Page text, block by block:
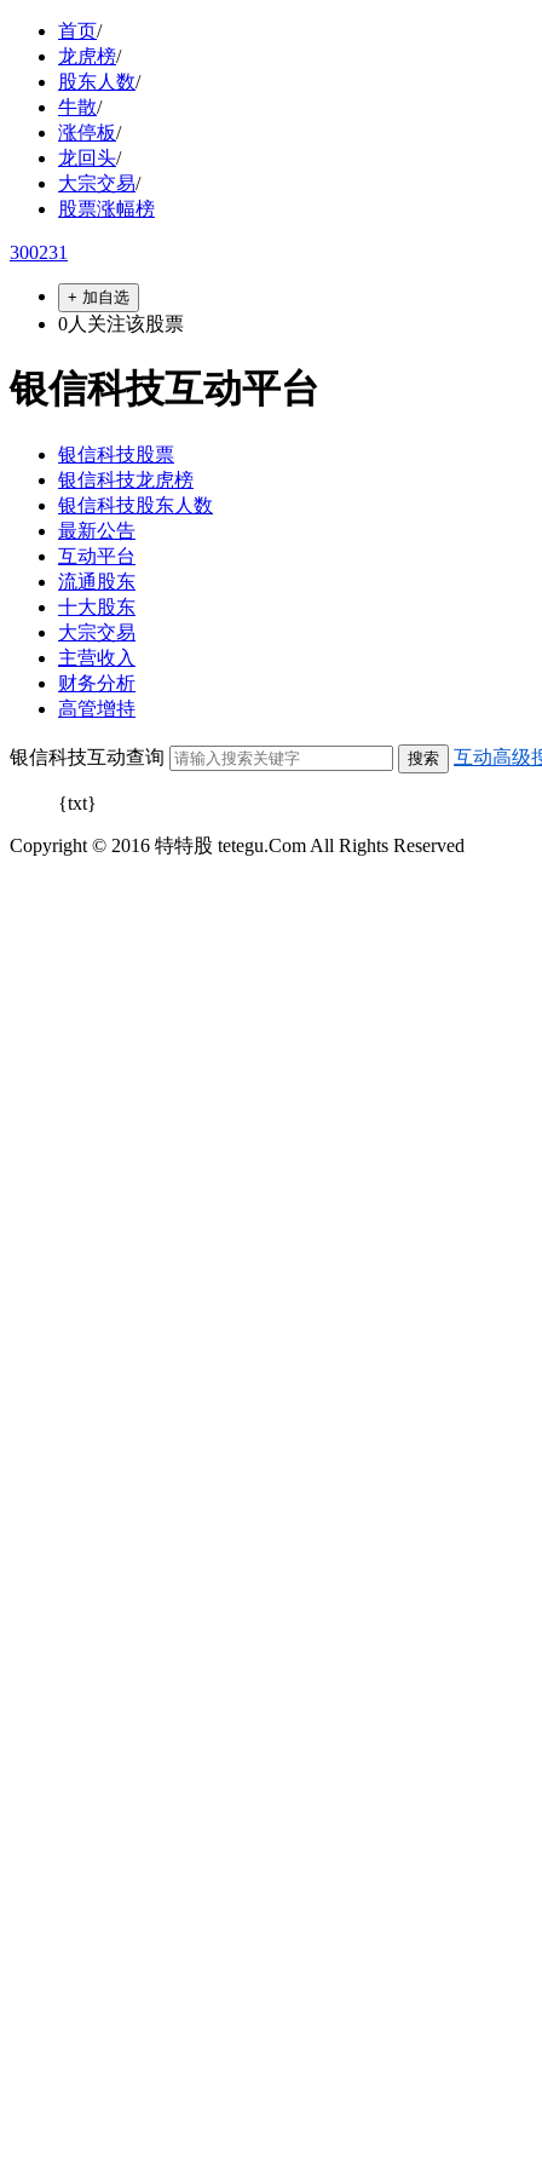
首页/
龙虎榜/
股东人数/
牛散/
涨停板/
龙回头/
大宗交易/
股票涨幅榜
300231
+ 加自选
0人关注该股票
银信科技互动平台
银信科技股票
银信科技龙虎榜
银信科技股东人数
最新公告
互动平台
流通股东
十大股东
大宗交易
主营收入
财务分析
高管增持
银信科技互动查询 互动高级
{txt}
Copyright © 2016 特特股 tetegu.Com All Rights Reserved